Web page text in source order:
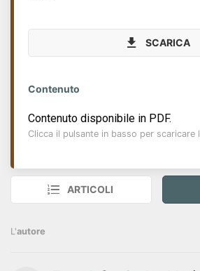
SCARICA
Contenuto
Contenuto disponibile in PDF.
Clicca il pulsante in basso per scaricare
ARTICOLI
L'autore